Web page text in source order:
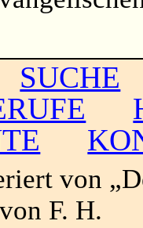
SUCHE
von
von F. H.